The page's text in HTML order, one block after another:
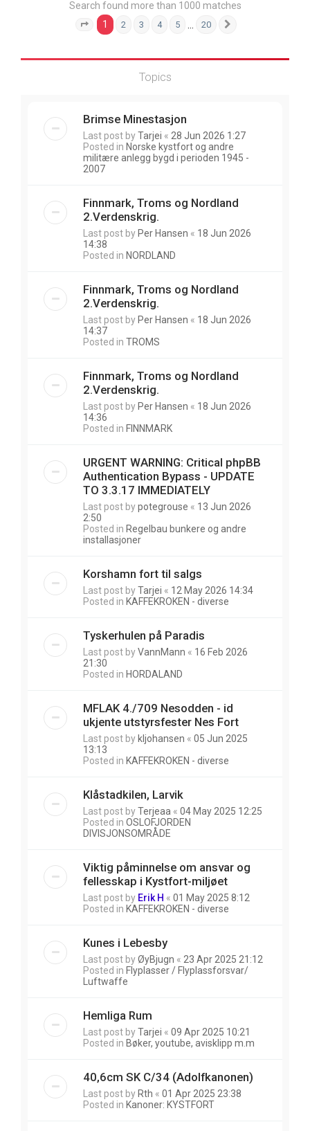
Search found more than 1000 matches
Page 1 of 20
1 2 3 4 5 20
Topics
Brimse Minestasjon
Last post byTarjei « 28 Jun 2026 1:27
Posted in Norske kystfort og andre
militære anlegg bygd i perioden 1945 -
2007
Finnmark, Troms og Nordland
2.Verdenskrig.
Last post by Per Hansen « 18 Jun 2026
14:38
Posted in NORDLAND
Finnmark, Troms og Nordland
2.Verdenskrig.
Last post by Per Hansen « 18 Jun 2026
14:37
Posted in TROMS
Finnmark, Troms og Nordland
2.Verdenskrig.
Last post by Per Hansen « 18 Jun 2026
14:36
Posted in FINNMARK
URGENT WARNING: Critical phpBB
Authentication Bypass - UPDATE
TO 3.3.17 IMMEDIATELY
Last post bypotegrouse « 13 Jun 2026
2:50
Posted in Regelbau bunkere og andre
installasjoner
Korshamn fort til salgs
Last post byTarjei « 12 May 2026 14:34
Posted in KAFFEKROKEN - diverse
Tyskerhulen på Paradis
Last post byVannMann « 16 Feb 2026
21:30
Posted in HORDALAND
MFLAK 4./709 Nesodden - id
ukjente utstyrsfester Nes Fort
Last post by kljohansen « 05 Jun 2025
13:13
Posted in KAFFEKROKEN - diverse
Klåstadkilen, Larvik
Last post byTerjeaa « 04 May 2025 12:25
Posted in OSLOFJORDEN
DIVISJONSOMRÅDE
Viktig påminnelse om ansvar og
fellesskap i Kystfort-miljøet
Last post by Erik H « 01 May 2025 8:12
Posted in KAFFEKROKEN - diverse
Kunes i Lebesby
Last post byØyBjugn « 23 Apr 2025 21:12
Posted in Flyplasser / Flyplassforsvar/
Luftwaffe
Hemliga Rum
Last post byTarjei « 09 Apr 2025 10:21
Posted in Bøker, youtube, avisklipp m.m
40,6cm SK C/34 (Adolfkanonen)
Last post by Rth « 01 Apr 2025 23:38
Posted in Kanoner: KYSTFORT